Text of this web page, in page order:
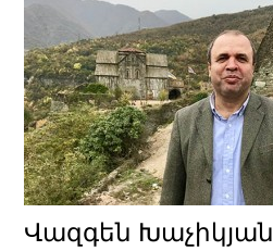
Վազգեն Խաչիկյան